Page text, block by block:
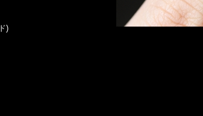
)